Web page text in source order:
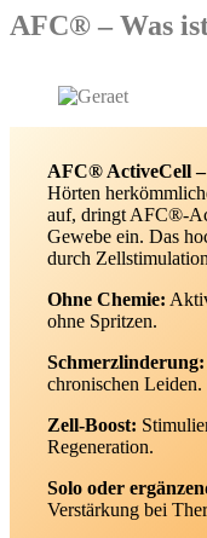
AFC® – Was
AFC® ActiveCell
Hörten
auf, dringt AFC®-
Gewebe ein. Das
durch
Ohne Chemie:
ohne Spritzen.
Schmerzlinderung:
chronischen Leiden.
Zell-Boost:
Regeneration.
Solo oder
Verstärkung bei